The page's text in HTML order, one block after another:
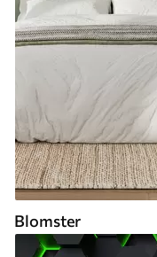
Blomster